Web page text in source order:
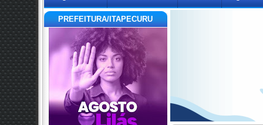
PREFEITURA/ITAPECURU